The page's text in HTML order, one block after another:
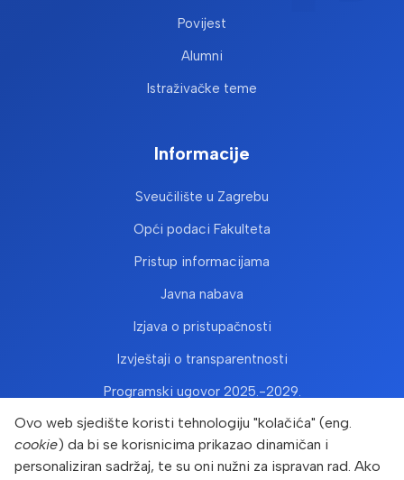
Ovo web sjedište koristi tehnologiju "kolačića" (eng.
cookie) da bi se korisnicima prikazao dinamičan i
personaliziran sadržaj, te su oni nužni za ispravan rad. Ako
Povijest
Alumni
Istraživačke teme
Informacije
Sveučilište u Zagrebu
Opći podaci Fakulteta
Pristup informacijama
Javna nabava
Izjava o pristupačnosti
Izvještaji o transparentnosti
Programski ugovor 2025.-2029.